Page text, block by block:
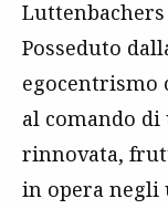
Posseduto
egocentrismo
al comando
rinnovata,
in opera negli